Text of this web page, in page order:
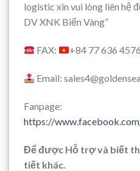
logistic xin vui lòng liên hệ
DV XNK Biển Vàng”
FAX: +84 77 636 4576
Email:
Fanpage:
https://
Để được Hỗ trợ và biết
tiết khác.